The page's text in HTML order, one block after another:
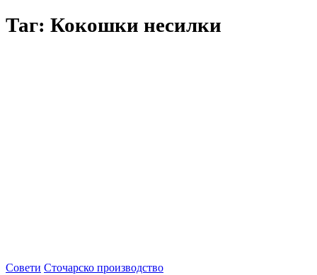
Таг: Кокошки несилки
Совети Сточарско производство